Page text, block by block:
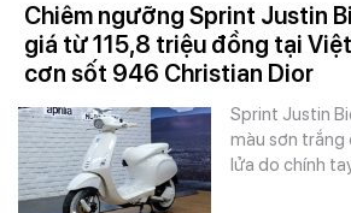
Chiêm ngưỡng Sprint Justin
giá từ 115,8 triệu đồng tại
cơn sốt 946 Christian Dior
Sprint Justin
màu sơn trắng
lửa do chính